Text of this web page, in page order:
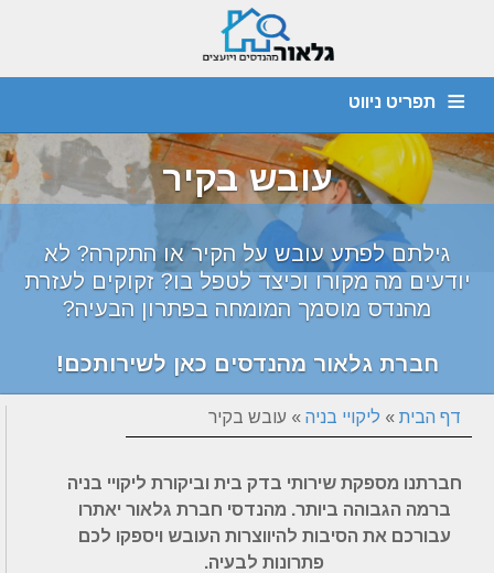
תפריט ניווט
דף הבית יועץ איטום חוות דעת הנדסית מהנדס קונסטרוקציה
ליקויי בניה ביקורת מבנים איתור נזילות אודות צור קשר
עובש בקיר
גילתם לפתע עובש על הקיר או התקרה? לא
יודעים מה מקורו וכיצד לטפל בו? זקוקים לעזרת
מהנדס מוסמך המומחה בפתרון הבעיה?
חברת גלאור מהנדסים כאן לשירותכם!
דף הבית » ליקויי בניה » עובש בקיר
חברתנו מספקת שירותי בדק בית וביקורת ליקויי בניה
ברמה הגבוהה ביותר. מהנדסי חברת גלאור יאתרו
עבורכם את הסיבות להיווצרות העובש ויספקו לכם
פתרונות לבעיה.